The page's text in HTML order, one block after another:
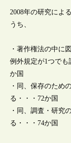
2008年の研究によ
うち、
・著作権法の中に
例外規定が1つでも
か国
・同、保存のため
る・・・72か国
・同、調査・研究
る・・・74か国